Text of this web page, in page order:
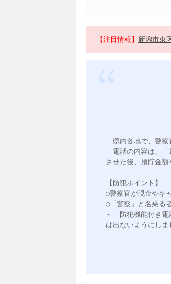
【注目情報】 新潟市東
県内各地で、警察
電話の内容は、「
させた後、預貯金
【防犯ポイント】
○警察官が現金やキ
○「警察」と名乗る
～「防犯機能付き